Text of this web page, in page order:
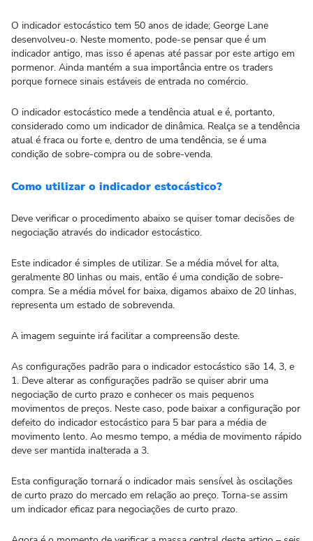
O indicador estocástico tem 50 anos de idade; George Lane
desenvolveu-o. Neste momento, pode-se pensar que é um
indicador antigo, mas isso é apenas até passar por este artigo em
pormenor. Ainda mantém a sua importância entre os traders
porque fornece sinais estáveis de entrada no comércio.
O indicador estocástico mede a tendência atual e é, portanto,
considerado como um indicador de dinâmica. Realça se a tendência
atual é fraca ou forte e, dentro de uma tendência, se é uma
condição de sobre-compra ou de sobre-venda.
Como utilizar o indicador estocástico?
Deve verificar o procedimento abaixo se quiser tomar decisões de
negociação através do indicador estocástico.
Este indicador é simples de utilizar. Se a média móvel for alta,
geralmente 80 linhas ou mais, então é uma condição de sobre-
compra. Se a média móvel for baixa, digamos abaixo de 20 linhas,
representa um estado de sobrevenda.
A imagem seguinte irá facilitar a compreensão deste.
As configurações padrão para o indicador estocástico são 14, 3, e
1. Deve alterar as configurações padrão se quiser abrir uma
negociação de curto prazo e conhecer os mais pequenos
movimentos de preços. Neste caso, pode baixar a configuração por
defeito do indicador estocástico para 5 bar para a média de
movimento lento. Ao mesmo tempo, a média de movimento rápido
deve ser mantida inalterada a 3.
Esta configuração tornará o indicador mais sensível às oscilações
de curto prazo do mercado em relação ao preço. Torna-se assim
um indicador eficaz para negociações de curto prazo.